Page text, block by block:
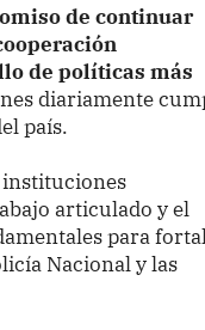
de continuar
de políticas más
diariamente
país.
instituciones
articulado y el
para
Nacional y las